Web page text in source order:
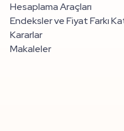
Hesaplama Araçları
Endeksler ve Fiyat Farkı
Kararlar
Makaleler